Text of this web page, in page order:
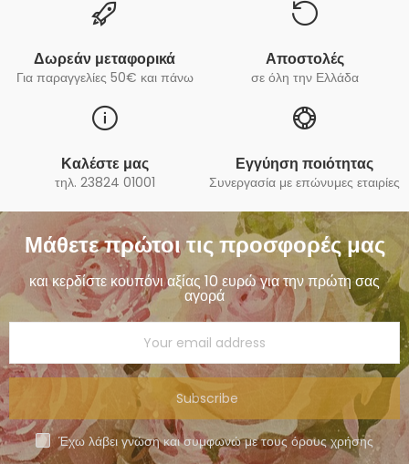
Δωρεάν μεταφορικά
Για παραγγελίες 50€ και πάνω
Αποστολές
σε όλη την Ελλάδα
Καλέστε μας
τηλ. 23824 01001
Εγγύηση ποιότητας
Συνεργασία με επώνυμες εταιρίες
Μάθετε πρώτοι τις προσφορές μας
και κερδίστε κουπόνι αξίας 10 ευρώ για την πρώτη σας
αγορά
Subscribe
Έχω λάβει γνώση και συμφωνώ με τους όρους χρήσης